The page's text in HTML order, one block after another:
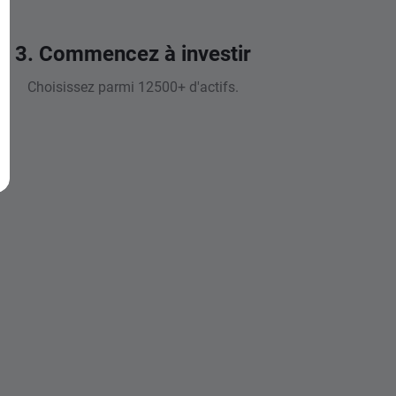
3. Commencez à investir
Choisissez parmi 12500+ d'actifs.